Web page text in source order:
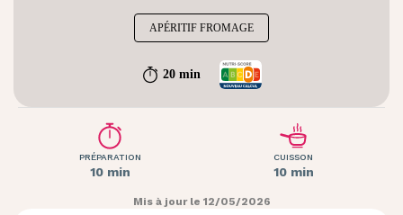
APÉRITIF FROMAGE
20 min
PRÉPARATION
10 min
CUISSON
10 min
Mis à jour le 12/05/2026